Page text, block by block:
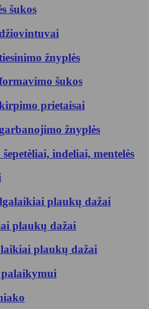
šukos
žnyplės
šukos
prietaisai
žnyplės
indeliai, mentelės
plaukų dažai
plaukų dažai
plaukų dažai
palaikymui